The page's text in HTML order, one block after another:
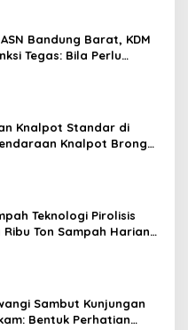
Bandung Barat, KDM
Tegas: Bila Perlu
Knalpot Standar di
Knalpot Brong
Ganti
Teknologi Pirolisis
Ton Sampah Harian
Sambut Kunjungan
Bentuk Perhatian